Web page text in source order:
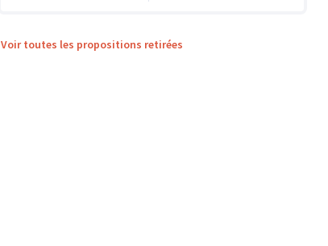
Voir toutes les propositions retirées